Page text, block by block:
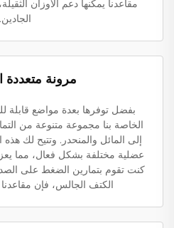
مقاعدنا يمكنها دعم الأوزان
الجادين.
مرونة متعددة
بفضل توفرها بعدة مواضع قابلة
الخاصة بنا مجموعة متنوعة من
إلى المائل والمنحدر. وتتيح لك
عضلية مختلفة بشكل فعال، مما
كنت تقوم بتمارين الضغط على
الكتف الجالس، فإن